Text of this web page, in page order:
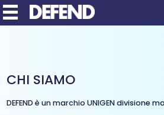
CHI SIAMO
DEFEND è un marchio UNIGEN divisione